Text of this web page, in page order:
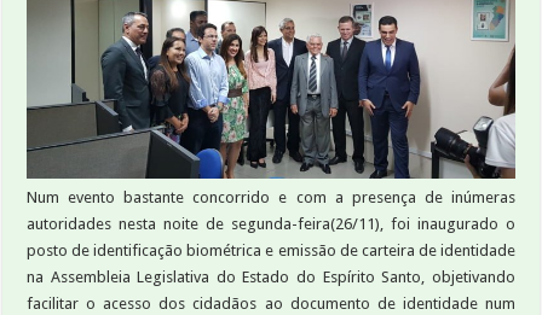
Num evento bastante concorrido e com a presença de inúmeras
autoridades nesta noite de segunda-feira(26/11), foi inaugurado o
posto de identificação biométrica e emissão de carteira de identidade
na Assembleia Legislativa do Estado do Espírito Santo, objetivando
facilitar o acesso dos cidadãos ao documento de identidade num